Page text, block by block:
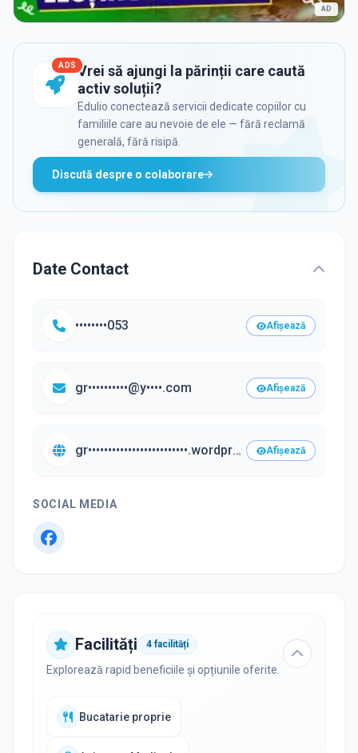
AD
ADS Vrei să ajungi la părinții care caută
activ soluții?
Edulio conectează servicii dedicate copiilor cu
familiile care au nevoie de ele — fără reclamă
generală, fără risipă.
Discută despre o colaborare
Date Contact
••••••••053 Afișează
gr••••••••••@y••••.com Afișează
gr•••••••••••••••••••••••••.wordpress.com/•••
Afișează
SOCIAL MEDIA
Facilități 4 facilități
Explorează rapid beneficiile și opțiunile oferite.
Bucatarie proprie